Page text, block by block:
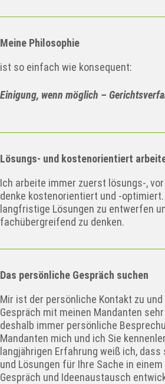
Meine Philosophie
ist so einfach wie konsequent:
Einigung, wenn möglich –
Lösungs- und kostenorientiert
Ich arbeite immer zuerst lösungs-,
denke kostenorientiert und -
langfristige Lösungen zu entwerfen
fachübergreifend zu denken.
Das persönliche Gespräch suchen
Mir ist der persönliche Kontakt zu
Gespräch mit meinen Mandanten
deshalb immer persönliche
Mandanten mich und ich Sie
langjährigen Erfahrung weiß ich,
und Lösungen für Ihre Sache in
Gespräch und Ideenaustausch